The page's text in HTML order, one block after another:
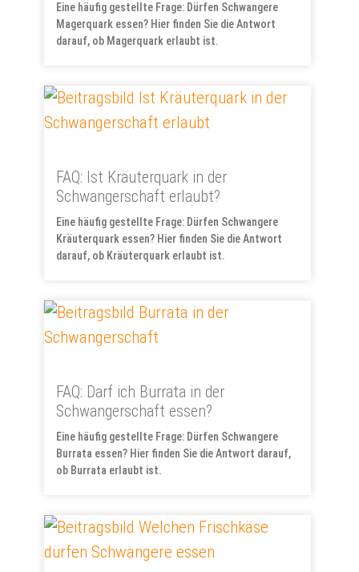
Eine häufig gestellte Frage: Dürfen Schwangere
Magerquark essen? Hier finden Sie die Antwort
darauf, ob Magerquark erlaubt ist.
FAQ: Ist Kräuterquark in der
Schwangerschaft erlaubt?
Eine häufig gestellte Frage: Dürfen Schwangere
Kräuterquark essen? Hier finden Sie die Antwort
darauf, ob Kräuterquark erlaubt ist.
FAQ: Darf ich Burrata in der
Schwangerschaft essen?
Eine häufig gestellte Frage: Dürfen Schwangere
Burrata essen? Hier finden Sie die Antwort darauf,
ob Burrata erlaubt ist.